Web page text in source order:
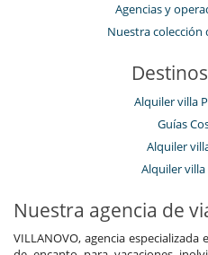
Agencias y
Nuestra colección
Alquiler villa
Guías
Alquiler
Alquiler
Nuestra agencia de
VILLANOVO, agencia